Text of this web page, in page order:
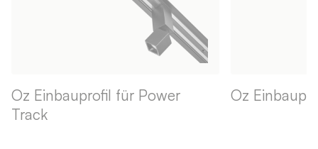
Oz Einbauprofil für Power
Track
Oz